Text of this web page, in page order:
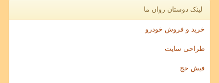
لینک دوستان روان ما
خرید و فروش خودرو
طراحی سایت
فیش حج